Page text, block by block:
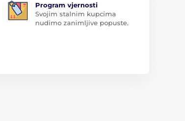
Program vjernosti
Svojim stalnim kupcima
nudimo zanimljive popuste.